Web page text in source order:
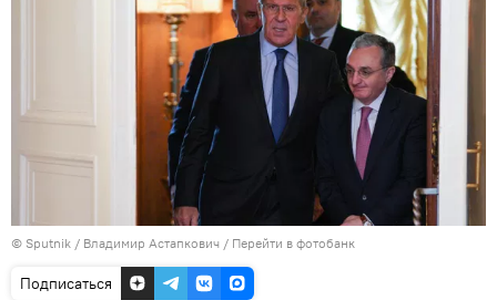
© Sputnik / Владимир Астапкович / Перейти в фотобанк
Подписаться